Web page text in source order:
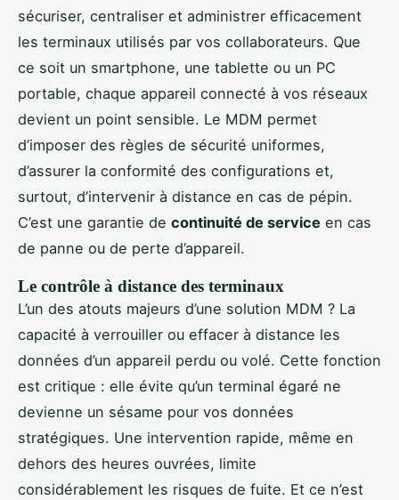
sécuriser, centraliser et administrer efficacement
les terminaux utilisés par vos collaborateurs. Que
ce soit un smartphone, une tablette ou un PC
portable, chaque appareil connecté à vos réseaux
devient un point sensible. Le MDM permet
d’imposer des règles de sécurité uniformes,
d’assurer la conformité des configurations et,
surtout, d’intervenir à distance en cas de pépin.
C’est une garantie de continuité de service en cas
de panne ou de perte d’appareil.
Le contrôle à distance des terminaux
L’un des atouts majeurs d’une solution MDM ? La
capacité à verrouiller ou effacer à distance les
données d’un appareil perdu ou volé. Cette fonction
est critique : elle évite qu’un terminal égaré ne
devienne un sésame pour vos données
stratégiques. Une intervention rapide, même en
dehors des heures ouvrées, limite
considérablement les risques de fuite. Et ce n’est